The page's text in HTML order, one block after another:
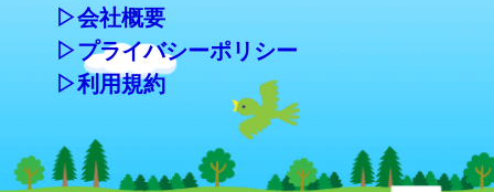
▷会社概要
▷プライバシーポリシー
▷利用規約